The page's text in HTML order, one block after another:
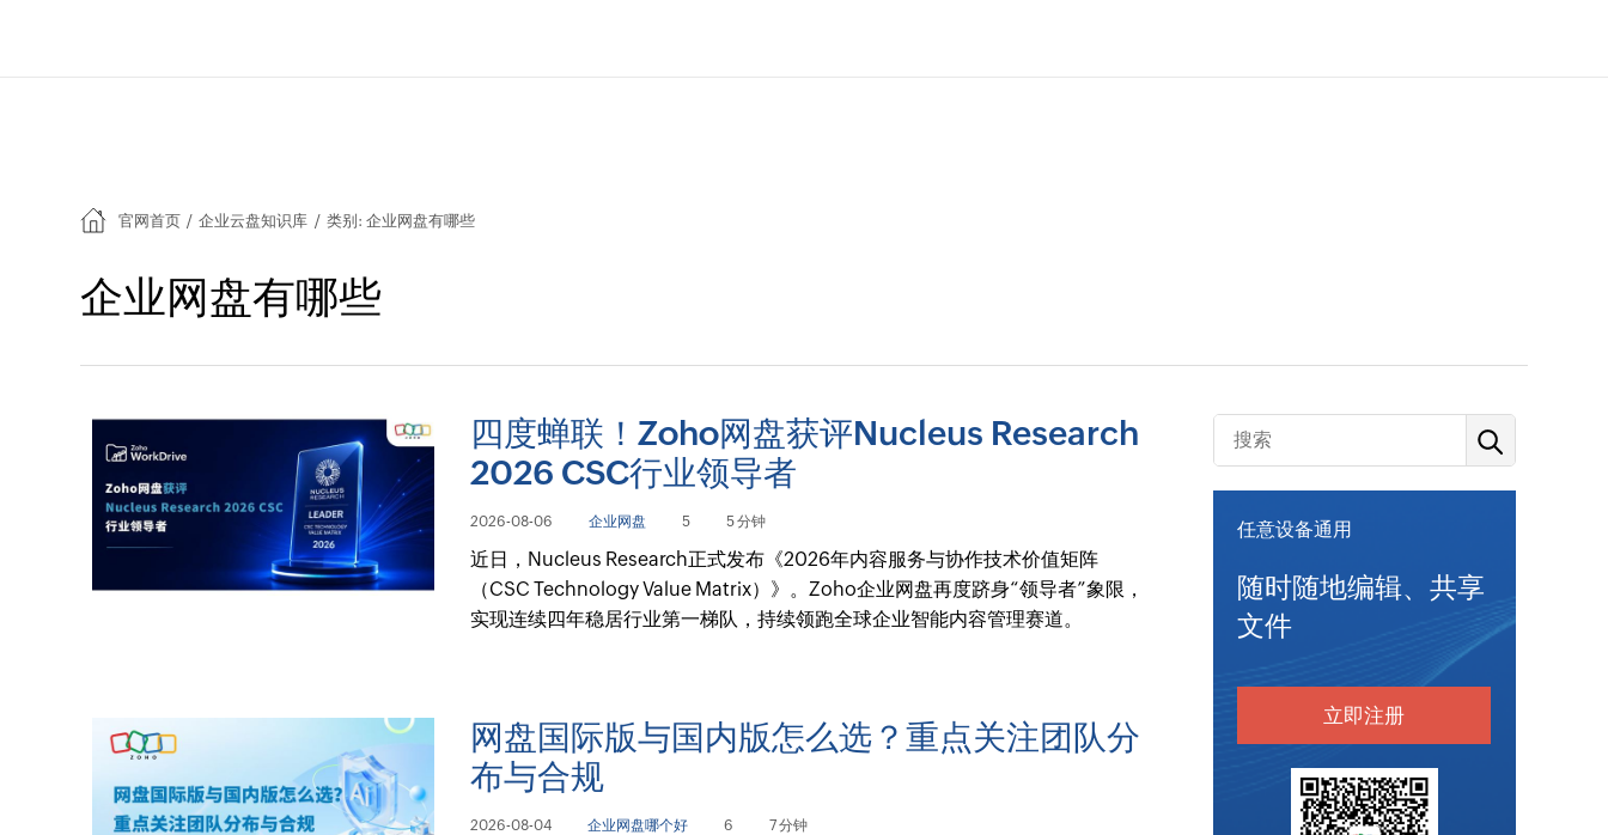
官网首页 / 企业云盘知识库 / 类别: 企业网盘有哪些
企业网盘有哪些
四度蝉联！Zoho网盘获评Nucleus Research
2026 CSC行业领导者
2026-08-06 企业网盘 5 5 分钟
近日，Nucleus Research正式发布《2026年内容服务与协作技术价值矩阵
（CSC Technology Value Matrix）》。Zoho企业网盘再度跻身“领导者”象限，
实现连续四年稳居行业第一梯队，持续领跑全球企业智能内容管理赛道。
网盘国际版与国内版怎么选？重点关注团队分
布与合规
2026-08-04 企业网盘哪个好 6 7 分钟
任意设备通用
随时随地编辑、共享
文件
立即注册